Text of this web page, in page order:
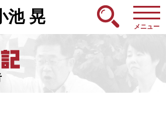
池 晃
メニュー